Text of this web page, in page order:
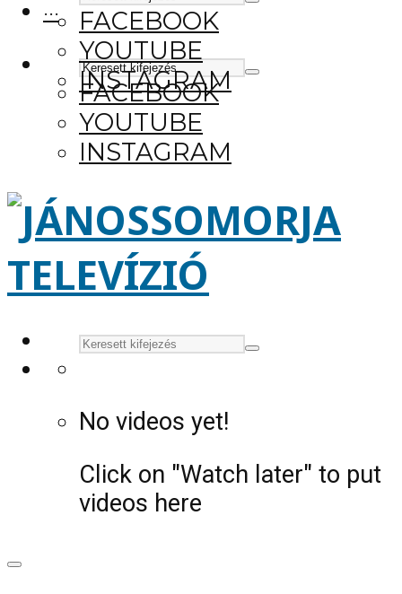
FACEBOOK
YOUTUBE
INSTAGRAM
···
FACEBOOK
YOUTUBE
INSTAGRAM
No videos yet!
Click on "Watch later" to put
videos here